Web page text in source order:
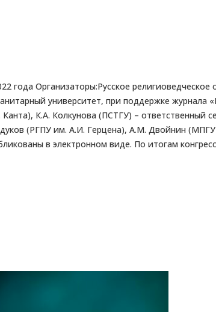
года Организаторы:Русское
университет, при поддержке журнала
К.А. Колкунова (ПСТГУ) – ответственный
(РГПУ им. А.И. Герцена), А.М. Двойнин
в электронном виде. По итогам